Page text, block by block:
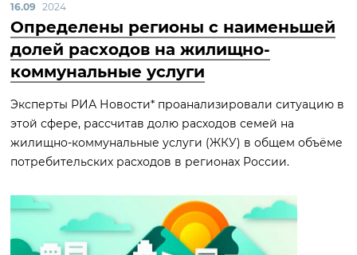
16.09 2024
Определены регионы с наименьшей
долей расходов на жилищно-
коммунальные услуги
Эксперты РИА Новости* проанализировали ситуацию в
этой сфере, рассчитав долю расходов семей на
жилищно-коммунальные услуги (ЖКУ) в общем объёме
потребительских расходов в регионах России.